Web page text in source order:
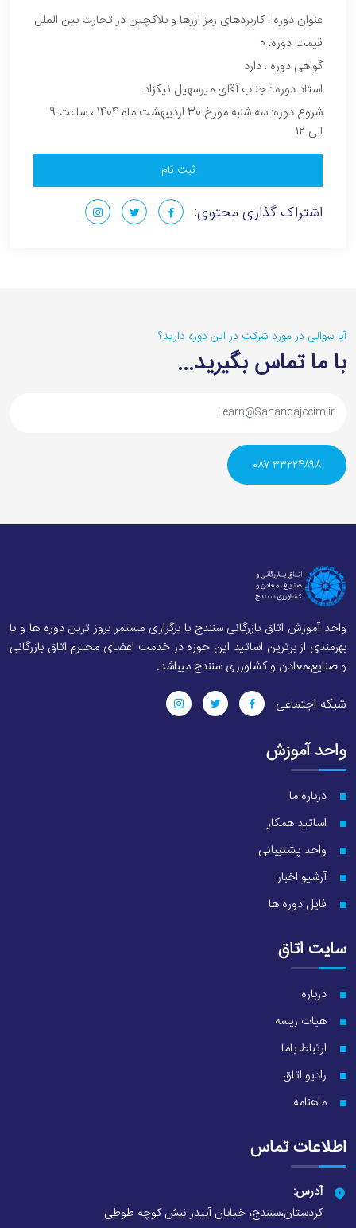
عنوان دوره :‌ کاربردهای رمز ارزها و بلاکچین در تجارت بین الملل
قیمت دوره: 0
گواهی دوره : دارد
استاد دوره : جناب آقای میرسهیل نیکزاد
شروع دوره: سه شنبه مورخ 30 اردیبهشت ماه 1404 ، ساعت 9
الی 12
ثبت نام
اشتراک گذاری محتوی:
آیا سوالی در مورد شرکت در این دوره دارید؟‌
با ما تماس بگیرید...
۳۳۲۲۴۸۹۸ ۰۸۷
واحد آموزش اتاق بازرگانی سنندج با برگزاری مستمر بروز ترین دوره ها و با
بهرمندی از برترین اساتید این حوزه در خدمت اعضای محترم اتاق بازرگانی
و صنایع،معادن و کشاورزی سنندج میباشد.
شبکه اجتماعی
واحد آموزش
درباره ما
اساتید همکار
واحد پشتیبانی
آرشیو اخبار
فایل دوره ها
سایت اتاق
درباره
هیات ریسه
ارتباط باما
رادیو اتاق
ماهنامه
اطلاعات تماس
آدرس:
کردستان،سنندج، خیابان آبیدر نبش کوچه طوطی